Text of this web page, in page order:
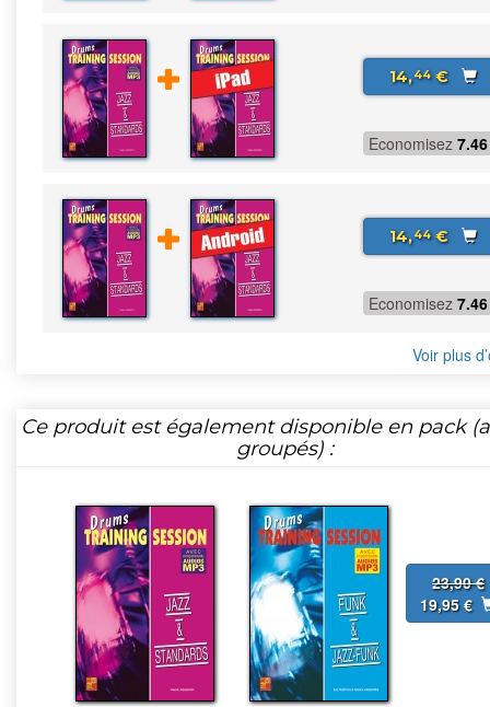
14,44€
Economisez 7.46
14,44€
Economisez 7.46
Voir plus
Ce produit est également disponible en pack
groupés) :
23,90 €
19,95 €